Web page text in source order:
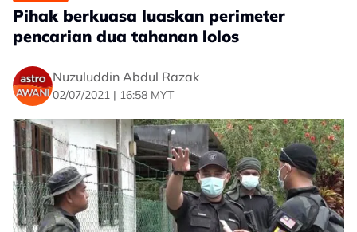
Pihak berkuasa luaskan perimeter
pencarian dua tahanan lolos
Nuzuluddin Abdul Razak
02/07/2021 | 16:58 MYT